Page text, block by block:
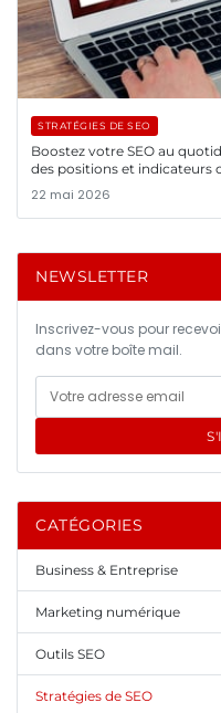
STRATÉGIES DE SEO
Boostez votre SEO au
des positions et indicateurs
22 mai 2026
NEWSLETTER
Inscrivez-vous pour
dans votre boîte mail.
CATÉGORIES
Business & Entreprise
Marketing numérique
Outils SEO
Stratégies de SEO